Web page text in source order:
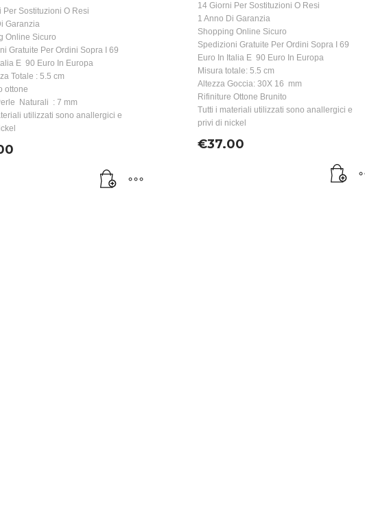
Per Sostituzioni O Resi
Garanzia
Online Sicuro
Gratuite Per Ordini Sopra I 69
E 90 Euro In Europa
Totale : 5.5 cm
ottone
Naturali : 7 mm
utilizzati sono anallergici e
14 Giorni Per Sostituzioni O Resi
1 Anno Di Garanzia
Shopping Online Sicuro
Spedizioni Gratuite Per Ordini Sopra I 69
Euro In Italia E 90 Euro In Europa
Misura totale: 5.5 cm
Altezza Goccia: 30X 16 mm
Rifiniture Ottone Brunito
Tutti i materiali utilizzati sono anallergici e
privi di nickel
€37.00